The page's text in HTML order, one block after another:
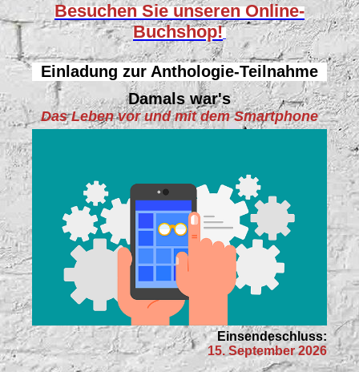
Besuchen Sie unserenOnline-
Buchshop!
Einladung zur Anthologie-Teilnahme
Damals war's
Das Leben vor und mit dem Smartphone
Einsendeschluss:
15. September 2026